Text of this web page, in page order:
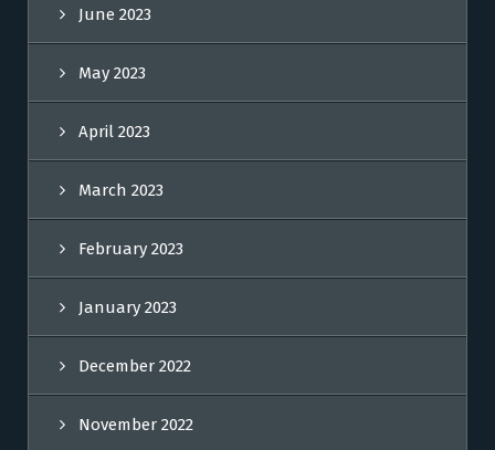
June 2023
May 2023
April 2023
March 2023
February 2023
January 2023
December 2022
November 2022